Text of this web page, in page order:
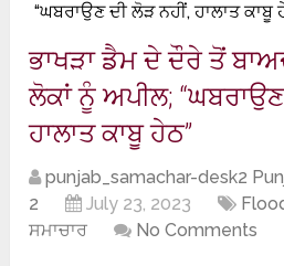
“ਘਬਰਾਉਣ ਦੀ ਲੋੜ ਨਹੀਂ, ਹਾਲਾਤ ਕਾਬੂ
ਭਾਖੜਾ ਡੈਮ ਦੇ ਦੌਰੇ ਤੋਂ
ਲੋਕਾਂ ਨੂੰ ਅਪੀਲ;
ਹਾਲਾਤ ਕਾਬੂ ਹੇਠ”
punjab_samachar-desk2
2
July 23, 2023
ਸਮਾਚਾਰ
No Comments